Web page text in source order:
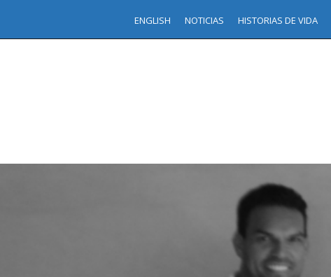
ENGLISH NOTICIAS HISTORIAS DE VIDA